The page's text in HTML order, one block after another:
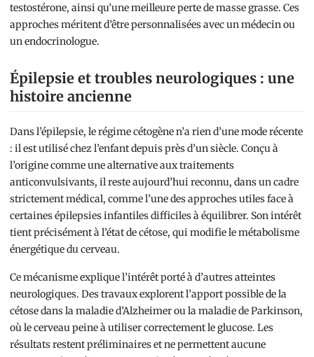
testostérone, ainsi qu’une meilleure perte de masse grasse. Ces
approches méritent d’être personnalisées avec un médecin ou
un endocrinologue.
Épilepsie et troubles neurologiques : une
histoire ancienne
Dans l’épilepsie, le régime cétogène n’a rien d’une mode récente
: il est utilisé chez l’enfant depuis près d’un siècle. Conçu à
l’origine comme une alternative aux traitements
anticonvulsivants, il reste aujourd’hui reconnu, dans un cadre
strictement médical, comme l’une des approches utiles face à
certaines épilepsies infantiles difficiles à équilibrer. Son intérêt
tient précisément à l’état de cétose, qui modifie le métabolisme
énergétique du cerveau.
Ce mécanisme explique l’intérêt porté à d’autres atteintes
neurologiques. Des travaux explorent l’apport possible de la
cétose dans la maladie d’Alzheimer ou la maladie de Parkinson,
où le cerveau peine à utiliser correctement le glucose. Les
résultats restent préliminaires et ne permettent aucune